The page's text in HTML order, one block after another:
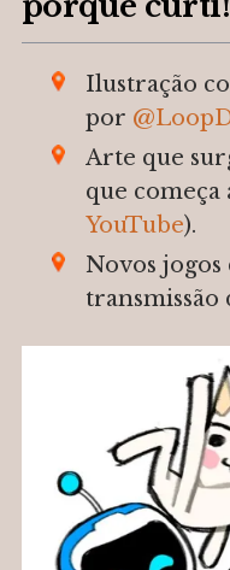
Ilustração
por
Arte que
que começa
YouTube).
Novos
transmissão
s
c